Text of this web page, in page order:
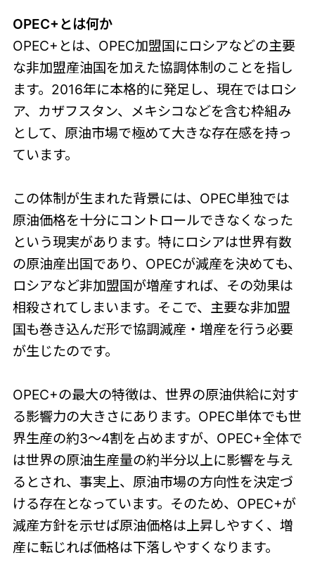
OPEC+とは何か
OPEC+とは、OPEC加盟国にロシアなどの主要
な非加盟産油国を加えた協調体制のことを指し
ます。2016年に本格的に発足し、現在ではロシ
ア、カザフスタン、メキシコなどを含む枠組み
として、原油市場で極めて大きな存在感を持っ
ています。
この体制が生まれた背景には、OPEC単独では
原油価格を十分にコントロールできなくなった
という現実があります。特にロシアは世界有数
の原油産出国であり、OPECが減産を決めても、
ロシアなど非加盟国が増産すれば、その効果は
相殺されてしまいます。そこで、主要な非加盟
国も巻き込んだ形で協調減産・増産を行う必要
が生じたのです。
OPEC+の最大の特徴は、世界の原油供給に対す
る影響力の大きさにあります。OPEC単体でも世
界生産の約3〜4割を占めますが、OPEC+全体で
は世界の原油生産量の約半分以上に影響を与え
るとされ、事実上、原油市場の方向性を決定づ
ける存在となっています。そのため、OPEC+が
減産方針を示せば原油価格は上昇しやすく、増
産に転じれば価格は下落しやすくなります。